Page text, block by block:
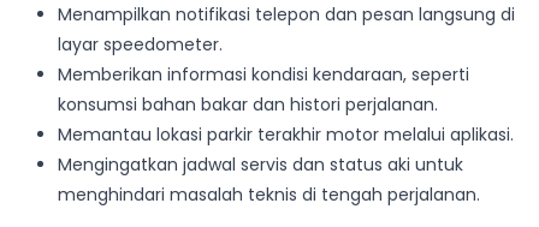
Menampilkan notifikasi telepon dan pesan langsung di
layar speedometer.
Memberikan informasi kondisi kendaraan, seperti
konsumsi bahan bakar dan histori perjalanan.
Memantau lokasi parkir terakhir motor melalui aplikasi.
Mengingatkan jadwal servis dan status aki untuk
menghindari masalah teknis di tengah perjalanan.